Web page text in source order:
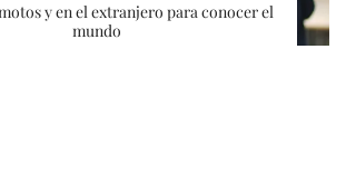
y en el extranjero para conocer el
mundo